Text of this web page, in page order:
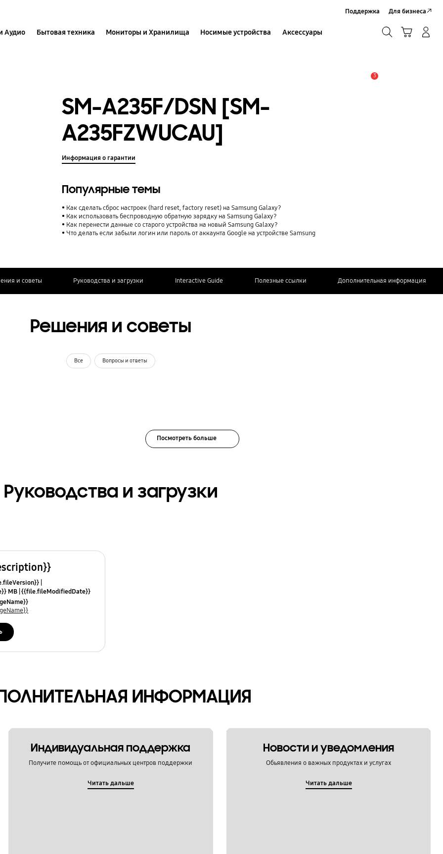
Аудио Бытовая техника Мониторы и Хранилища Носимые устройства Аксессуары
Поддержка Для бизнеса
3
SM-A235F/DSN [SM-
A235FZWUCAU]
Информация о гарантии
Популярные темы
Как сделать сброс настроек (hard reset, factory reset) на Samsung Galaxy?
Как использовать беспроводную обратную зарядку на Samsung Galaxy?
Как перенести данные со старого устройства на новый Samsung Galaxy?
Что делать если забыли логин или пароль от аккаунта Google на устройстве Samsung
и советы Руководства и загрузки Interactive Guide Полезные ссылки Дополнительная информация
Решения и советы
Все Вопросы и ответы
Посмотреть больше
Руководства и загрузки
MB {{file.fileModifiedDate}}
ИНФОРМАЦИЯ
Индивидуальная поддержка
Получите помощь от официальных центров поддержки
Читать дальше
Новости и уведомления
Обьявления о важных продуктах и услугах
Читать дальше